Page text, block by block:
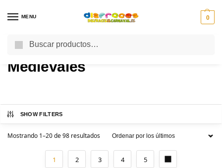
MENU 0
Disfraces Temáticos / Medievales
Medievales
SHOW FILTERS
Mostrando 1–20 de 98 resultados
1 2 3 4 5